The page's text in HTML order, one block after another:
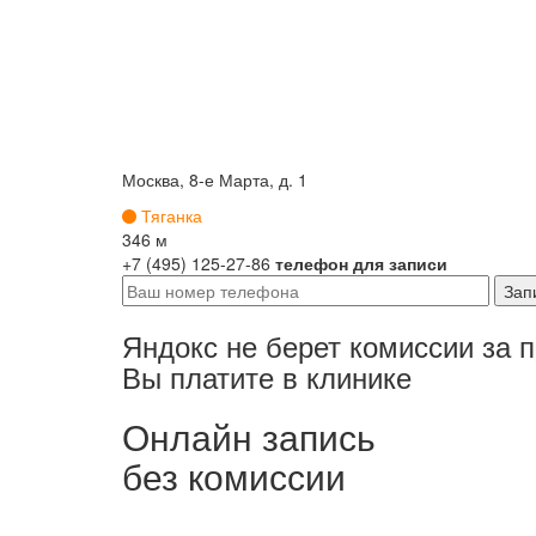
Москва, 8-е Марта, д. 1
Тяганка
346 м
+7 (495) 125-27-86 телефон для записи
Яндокс не берет комиссии за
Вы платите в клинике
Онлайн запись
без комиссии